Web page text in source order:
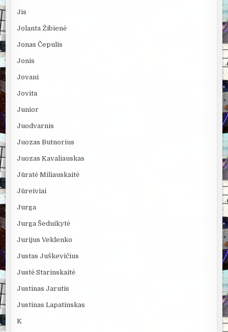
Jis
Jolanta Žibienė
Jonas Čepulis
Jonis
Jovani
Jovita
Junior
Juodvarnis
Juozas Butnorius
Juozas Kavaliauskas
Jūratė Miliauskaitė
Jūreiviai
Jurga
Jurga Šeduikytė
Jurijus Veklenko
Justas Juškevičius
Justė Starinskaitė
Justinas Jarutis
Justinas Lapatinskas
K